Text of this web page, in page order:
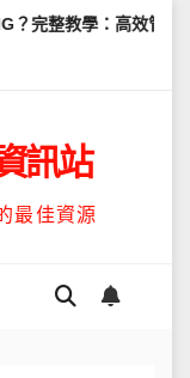
學：高效管理你的線
訊站
最佳資源